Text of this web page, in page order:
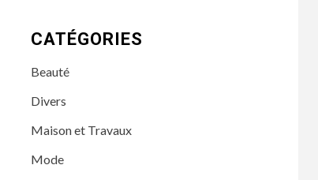
CATÉGORIES
Beauté
Divers
Maison et Travaux
Mode